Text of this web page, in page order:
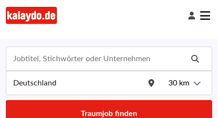
30 km
Traumjob finden